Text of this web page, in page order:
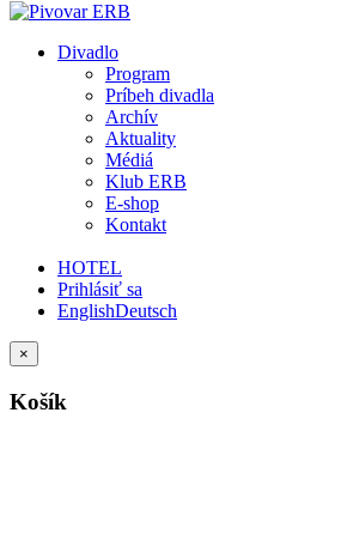
Divadlo
Program
Príbeh divadla
Archív
Aktuality
Médiá
Klub ERB
E-shop
Kontakt
HOTEL
Prihlásiť sa
EnglishDeutsch
×
Košík